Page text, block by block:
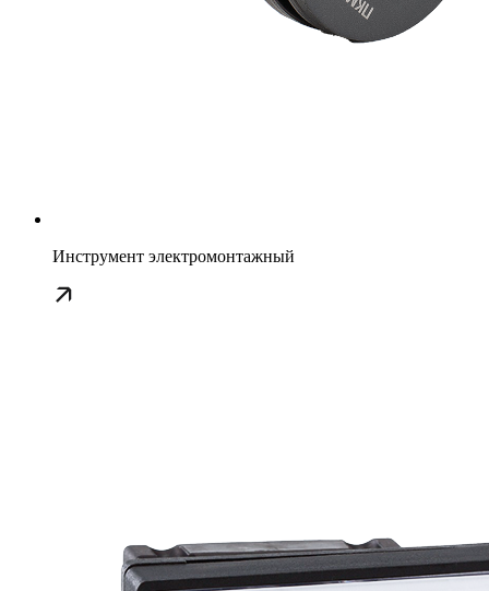
Инструмент электромонтажный